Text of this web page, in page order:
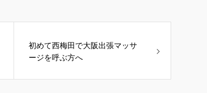
初めて西梅田で大阪出張マッサ
ージを呼ぶ方へ